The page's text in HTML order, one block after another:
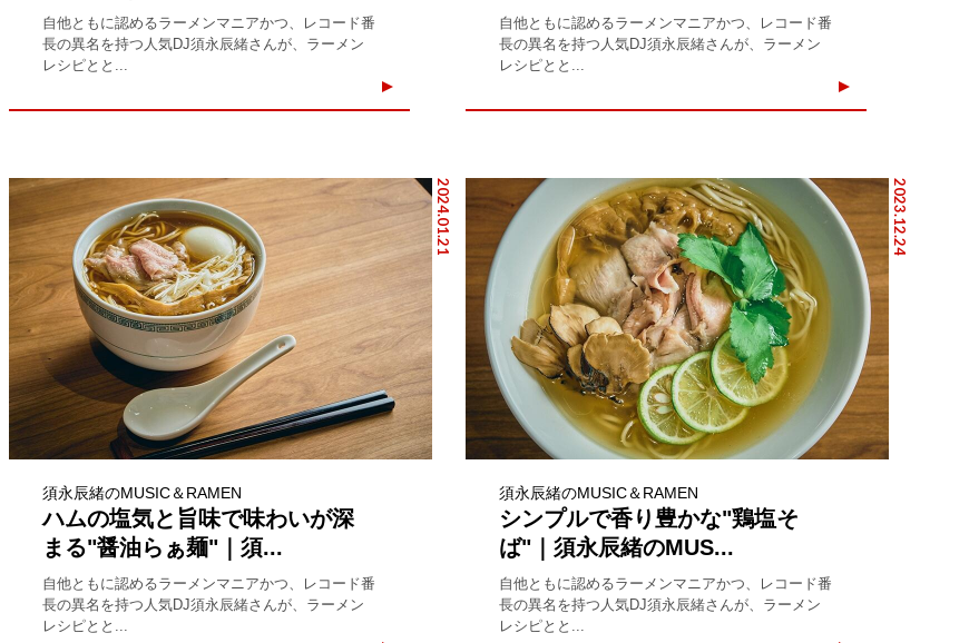
自他ともに認めるラーメンマニアかつ、レコード番
長の異名を持つ人気DJ須永辰緒さんが、ラーメン
レシピとと...
自他ともに認めるラーメンマニアかつ、レコード番
長の異名を持つ人気DJ須永辰緒さんが、ラーメン
レシピとと...
2024.01.21
須永辰緒のMUSIC＆RAMEN
ハムの塩気と旨味で味わいが深
まる"醤油らぁ麺"｜須...
自他ともに認めるラーメンマニアかつ、レコード番
長の異名を持つ人気DJ須永辰緒さんが、ラーメン
レシピとと...
2023.12.24
須永辰緒のMUSIC＆RAMEN
シンプルで香り豊かな"鶏塩そ
ば"｜須永辰緒のMUS...
自他ともに認めるラーメンマニアかつ、レコード番
長の異名を持つ人気DJ須永辰緒さんが、ラーメン
レシピとと...